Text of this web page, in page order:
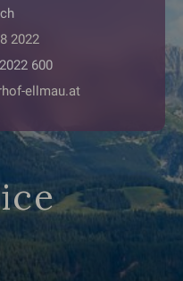
2022
600
ellmau.at